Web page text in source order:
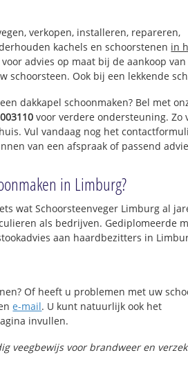
verkopen, installeren, repareren,
kachels en schoorstenen in
advies op maat bij de aankoop van
schoorsteen. Ook bij een lekkende
dakkapel schoonmaken? Bel met
voor verdere ondersteuning. Zo
Vul vandaag nog het
van een afspraak of passend
in Limburg?
wat Schoorsteenveger Limburg al
als bedrijven. Gediplomeerde
aan haardbezitters in
Of heeft u problemen met uw
e-mail. U kunt natuurlijk ook het
invullen.
veegbewijs voor brandweer en